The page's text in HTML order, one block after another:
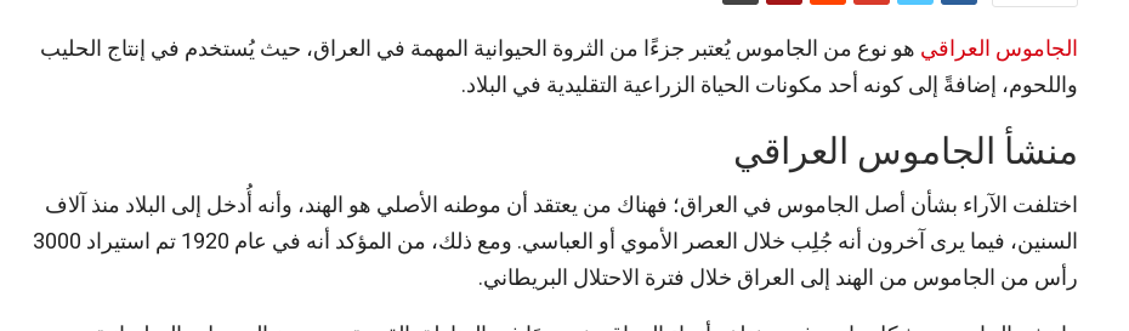
الجاموس العراقي هو نوع من الجاموس يُعتبر جزءًا من الثروة الحيوانية المهمة في العراق، حيث يُستخدم في إنتاج الحليب
واللحوم، إضافةً إلى كونه أحد مكونات الحياة الزراعية التقليدية في البلاد.
منشأ الجاموس العراقي
اختلفت الآراء بشأن أصل الجاموس في العراق؛ فهناك من يعتقد أن موطنه الأصلي هو الهند، وأنه أُدخل إلى البلاد منذ آلاف
السنين، فيما يرى آخرون أنه جُلِب خلال العصر الأموي أو العباسي. ومع ذلك، من المؤكد أنه في عام 1920 تم استيراد 3000
رأس من الجاموس من الهند إلى العراق خلال فترة الاحتلال البريطاني.